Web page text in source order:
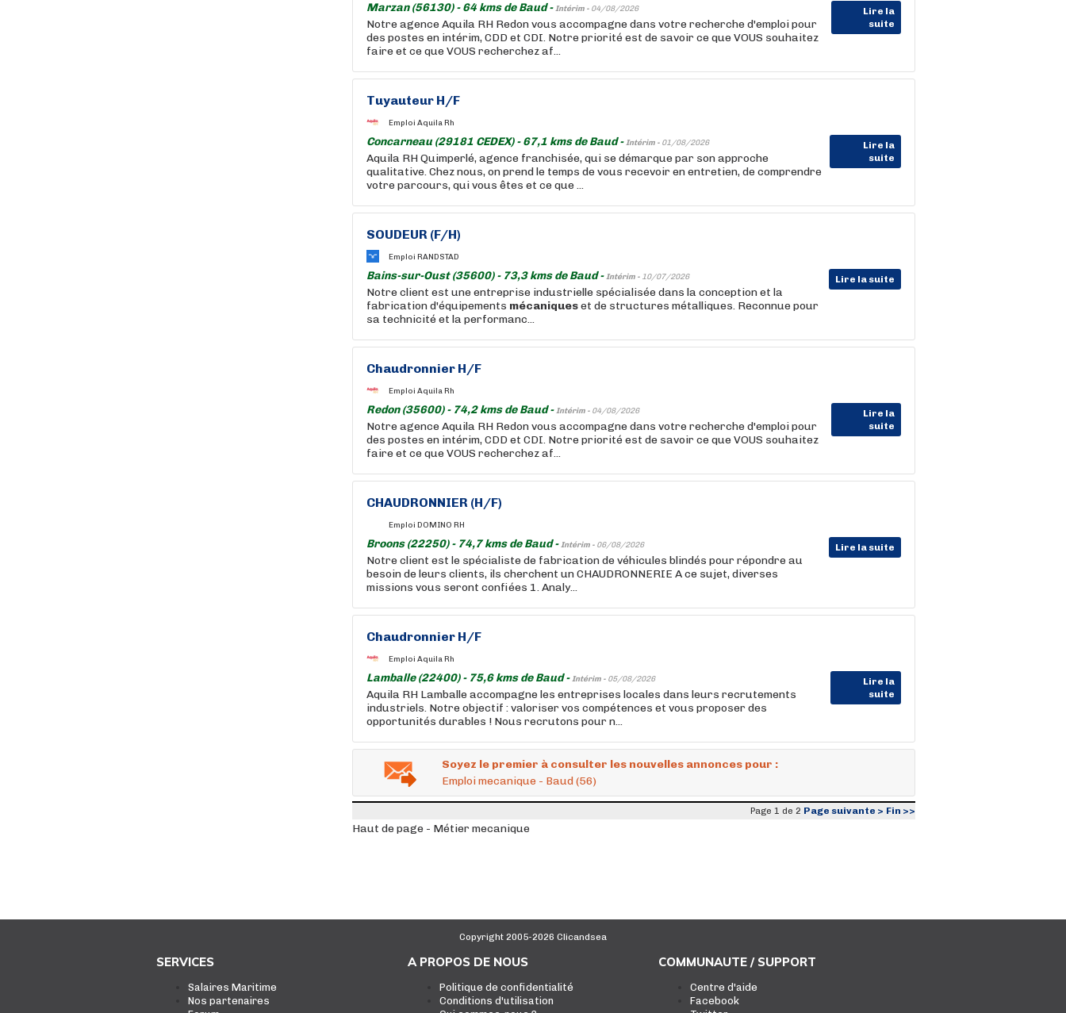
Marzan (56130) - 64 kms de Baud -Intérim - 04/08/2026
Lire la
suite
Notre agence Aquila RH Redon vous accompagne dans votre recherche d'emploi pour
des postes en intérim, CDD et CDI. Notre priorité est de savoir ce que VOUS souhaitez
faire et ce que VOUS recherchez af...
Tuyauteur H/F
Emploi Aquila Rh
Concarneau (29181 CEDEX) - 67,1 kms de Baud -Intérim - 01/08/2026
Lire la
suite
Aquila RH Quimperlé, agence franchisée, qui se démarque par son approche
qualitative. Chez nous, on prend le temps de vous recevoir en entretien, de comprendre
votre parcours, qui vous êtes et ce que ...
SOUDEUR (F/H)
Emploi RANDSTAD
Bains-sur-Oust (35600) - 73,3 kms de Baud -Intérim - 10/07/2026 Lire la suite
Notre client est une entreprise industrielle spécialisée dans la conception et la
fabrication d'équipements mécaniqueset de structures métalliques. Reconnue pour
sa technicité et la performanc...
Chaudronnier H/F
Emploi Aquila Rh
Redon (35600) - 74,2 kms de Baud -Intérim - 04/08/2026
Lire la
suite
Notre agence Aquila RH Redon vous accompagne dans votre recherche d'emploi pour
des postes en intérim, CDD et CDI. Notre priorité est de savoir ce que VOUS souhaitez
faire et ce que VOUS recherchez af...
CHAUDRONNIER (H/F)
Emploi DOMINO RH
Broons (22250) - 74,7 kms de Baud -Intérim - 06/08/2026 Lire la suite
Notre client est le spécialiste de fabrication de véhicules blindés pour répondre au
besoin de leurs clients, ils cherchent un CHAUDRONNERIE A ce sujet, diverses
missions vous seront confiées 1. Analy...
Chaudronnier H/F
Emploi Aquila Rh
Lamballe (22400) - 75,6 kms de Baud -Intérim - 05/08/2026
Lire la
suite
Aquila RH Lamballe accompagne les entreprises locales dans leurs recrutements
industriels. Notre objectif : valoriser vos compétences et vous proposer des
opportunités durables ! Nous recrutons pour n...
Soyez le premier à consulter les nouvelles annonces pour :
Emploi mecanique - Baud (56)
Page 1 de 2 Page suivante > Fin >>
Haut de page - Métier mecanique
Copyright 2005-2026 Clicandsea
SERVICES
Salaires Maritime
Nos partenaires
A PROPOS DE NOUS
Politique de confidentialité
Conditions d'utilisation
COMMUNAUTE / SUPPORT
Centre d'aide
Facebook